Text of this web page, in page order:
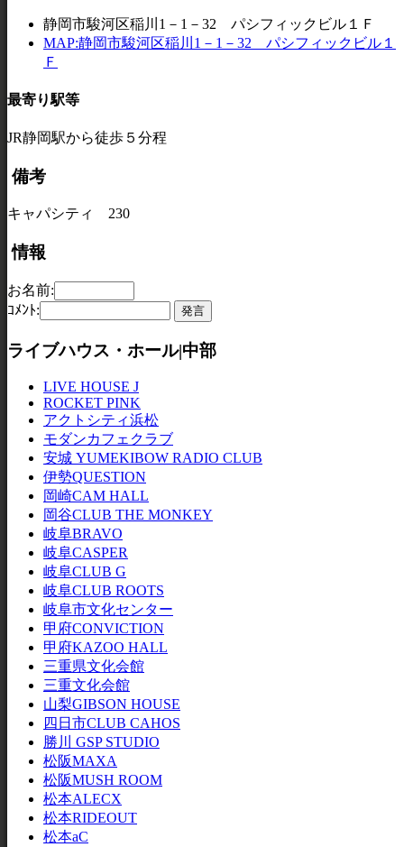
静岡市駿河区稲川1－1－32 パシフィックビル１Ｆ
MAP:静岡市駿河区稲川1－1－32 パシフィックビル１
Ｆ
最寄り駅等
JR静岡駅から徒歩５分程
備考
キャパシティ 230
情報
お名前:
ｺﾒﾝﾄ:
ライブハウス・ホール|中部
LIVE HOUSE J
ROCKET PINK
アクトシティ浜松
モダンカフェクラブ
安城 YUMEKIBOW RADIO CLUB
伊勢QUESTION
岡崎CAM HALL
岡谷CLUB THE MONKEY
岐阜BRAVO
岐阜CASPER
岐阜CLUB G
岐阜CLUB ROOTS
岐阜市文化センター
甲府CONVICTION
甲府KAZOO HALL
三重県文化会館
三重文化会館
山梨GIBSON HOUSE
四日市CLUB CAHOS
勝川 GSP STUDIO
松阪MAXA
松阪MUSH ROOM
松本ALECX
松本RIDEOUT
松本aC